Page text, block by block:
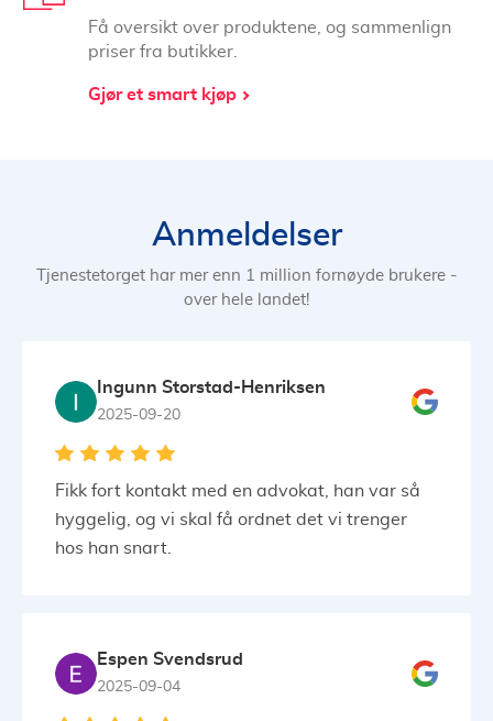
Få oversikt over produktene, og sammenlign
priser fra butikker.
Gjør et smart kjøp
Anmeldelser
Tjenestetorget har mer enn 1 million fornøyde brukere -
over hele landet!
Ingunn Storstad-Henriksen
2025-09-20
Fikk fort kontakt med en advokat, han var så
hyggelig, og vi skal få ordnet det vi trenger
hos han snart.
Espen Svendsrud
2025-09-04